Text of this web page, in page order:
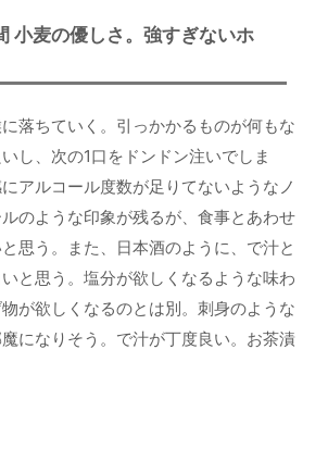
小麦の優しさ。強すぎないホ
落ちていく。引っかかるものが何もな
し、次の1口をドンドン注いでしま
アルコール度数が足りてないようなノ
のような印象が残るが、食事とあわせ
思う。また、日本酒のように、で汁と
と思う。塩分が欲しくなるような味わ
が欲しくなるのとは別。刺身のような
になりそう。で汁が丁度良い。お茶漬